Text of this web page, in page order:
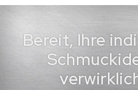
Bereit, Ihre